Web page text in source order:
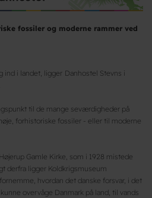
fossiler og moderne rammer ved
ind i landet, ligger Danhostel Stevns i
til de mange seværdigheder på
forhistoriske fossiler - eller til moderne
Gamle Kirke, som i 1928 mistede
derfra ligger Koldkrigsmuseum
hvordan det danske forsvar, i det
overvåge Danmark på land, til vands